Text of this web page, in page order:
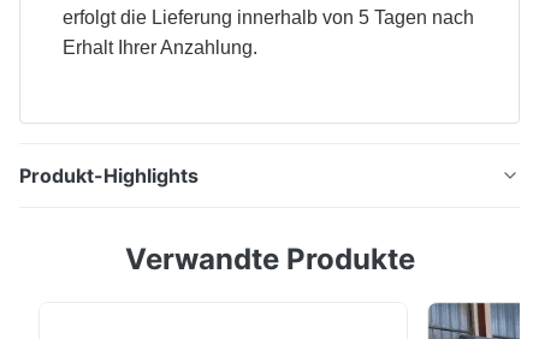
erfolgt die Lieferung innerhalb von 5 Tagen nach
Erhalt Ihrer Anzahlung.
Produkt-Highlights
Nährpulverdosen, glänzende lebensmittelechte
Zinnbeschichtung, die entweder durch Tauchen in
Verwandte Produkte